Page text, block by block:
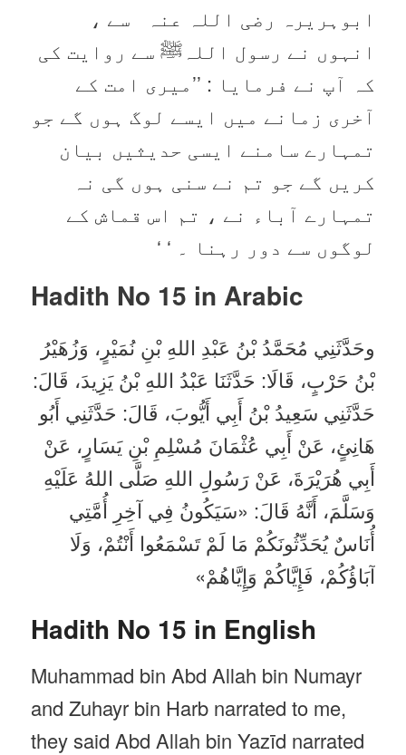
ابوہریرہ ‌رضی ‌اللہ ‌عنہ ‌ ‌ سے ،
انہوں نے رسول اللہﷺ سے روایت کی
کہ آپ نے فرمایا : ’’میری امت کے
آخری زمانے میں ایسے لوگ ہوں گے جو
تمہارے سامنے ایسی حدیثیں بیان
کریں گے جو تم نے سنی ہوں گی نہ
تمہارے آباء نے ، تم اس قماش کے
لوگوں سے دور رہنا ۔ ‘ ‘
Hadith No 15 in Arabic
وحَدَّثَنِي مُحَمَّدُ بْنُ عَبْدِ اللهِ بْنِ نُمَيْرٍ، وَزُهَيْرُ
بْنُ حَرْبٍ، قَالَا: حَدَّثَنَا عَبْدُ اللهِ بْنُ يَزِيدَ، قَالَ:
حَدَّثَنِي سَعِيدُ بْنُ أَبِي أَيُّوبَ، قَالَ: حَدَّثَنِي أَبُو
هَانِئٍ، عَنْ أَبِي عُثْمَانَ مُسْلِمِ بْنِ يَسَارٍ، عَنْ
أَبِي هُرَيْرَةَ، عَنْ رَسُولِ اللهِ صَلَّى اللهُ عَلَيْهِ
وَسَلَّمَ، أَنَّهُ قَالَ: «سَيَكُونُ فِي آخِرِ أُمَّتِي
أُنَاسٌ يُحَدِّثُونَكُمْ مَا لَمْ تَسْمَعُوا أَنْتُمْ، وَلَا
آبَاؤُكُمْ، فَإِيَّاكُمْ وَإِيَّاهُمْ»
Hadith No 15 in English
Muhammad bin Abd Allah bin Numayr
and Zuhayr bin Harb narrated to me,
they said Abd Allah bin Yazīd narrated